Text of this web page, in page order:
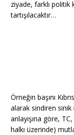
ziyade, farklı politik
tartışılacaktır…
Örneğin başını
alarak sindiren sinik
anlayışına göre, TC,
halkı üzerinde)